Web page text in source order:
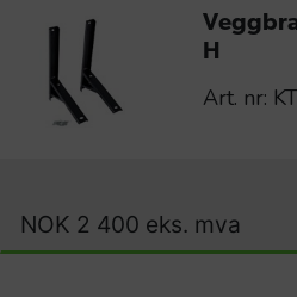
H
Art. nr:
NOK 2 400 eks. mva